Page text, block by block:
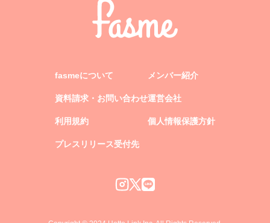
fasmeについて
資料請求・お問い合わせ
利用規約
プレスリリース受付先
メンバー紹介
運営会社
個人情報保護方針